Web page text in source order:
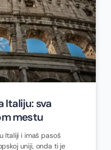
Italiju: sva
mestu
Italiji i imaš pasoš
uniji, onda ti je